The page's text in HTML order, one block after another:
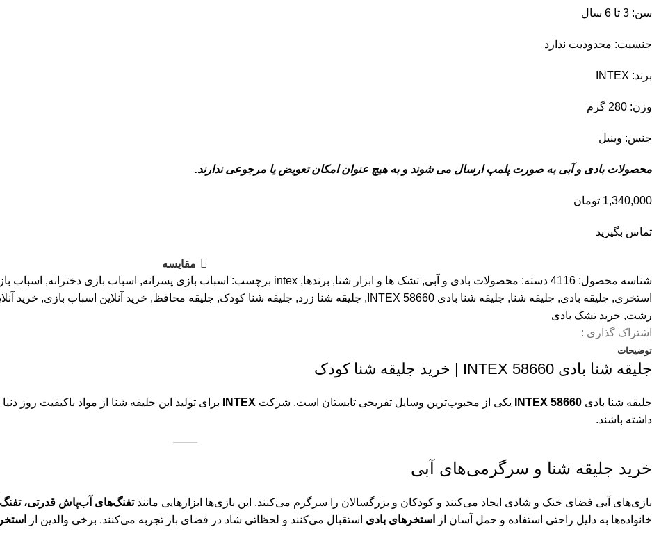
سن: 3 تا 6 سال
جنسیت: محدودیت ندارد
برند: INTEX
وزن: 280 گرم
جنس: وینیل
محصولات بادی و آبی به صورت پلمپ ارسال می شوند و به هیچ عنوان امکان تعویض یا مرجوعی ندارند.
1,340,000 تومان
تماس بگیرید
مقایسه
شناسه محصول: 4116 دسته: محصولات بادی و آبی, تشک ها و ابزار شنا, برندها,
intex برچسب: اسباب بازی پسرانه, اسباب بازی دخترانه, اسباب
استخری, جلیقه بادی, جلیقه شنا, جلیقه شنا بادی 58660 INTEX , جلیقه شنا زرد, جلیقه شنا کودک, جلیقه محافظ, خرید آنلاین اسباب بازی, خرید
رشت, خرید تشک بادی
اشتراک گذاری :
توضیحات
جلیقه شنا بادی 58660 INTEX | خرید جلیقه شنا کودک
جلیقه شنا بادی INTEX 58660 یکی از محبوب‌ترین وسایل تفریحی تابستان است. شرکت INTEX
برای تولید این جلیقه شنا از مواد باکیفیت روز
داشته باشند.
خرید جلیقه شنا و سرگرمی‌های آبی
بازی‌های آبی فضای خنک و شادی ایجاد می‌کنند و کودکان و بزرگسالان را سرگرم می‌کنند. این بازی‌ها ابزارهایی مانندتفنگ‌های آب‌پاش قدرتی،
خانواده‌ها به دلیل راحتی استفاده و حمل آسان از
استخرهای بادی استقبال می‌کنند و لحظاتی شاد در فضای باز تجربه می‌کنند. برخی والدین از